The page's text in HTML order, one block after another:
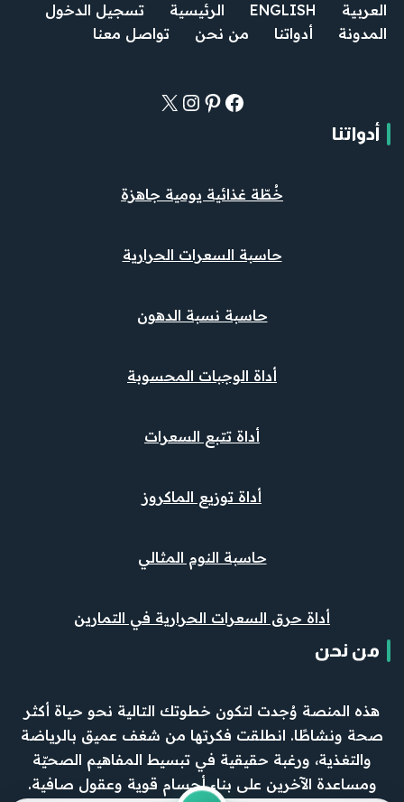
العربية ENGLISH الرئيسية
تسجيل الدخول
المدونة
أدواتنا من نحن تواصل معنا
أدواتنا
خُطّة غذائية يومية جاهزة
حاسبة السعرات الحرارية
حاسبة نسبة الدهون
أداة الوجبات المحسوبة
أداة تتبع السعرات
أداة توزيع الماكروز
حاسبة النوم المثالي
أداة حرق السعرات الحرارية في التمارين
من نحن
هذه المنصة وُجدت لتكون خطوتك التالية نحو حياة أكثر
صحة ونشاطًا. انطلقت فكرتها من شغف عميق بالرياضة
والتغذية، ورغبة حقيقية في تبسيط المفاهيم الصحيّة
ومساعدة الآخرين على بناء أجسام قوية وعقول صافية.